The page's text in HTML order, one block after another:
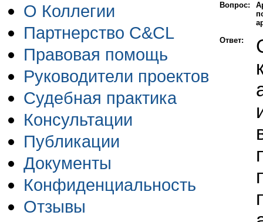
О Коллегии
Партнерство C&CL
Правовая помощь
Руководители проектов
Судебная практика
Консультации
Публикации
Документы
Конфиденциальность
Отзывы
Вопрос:
Ответ: